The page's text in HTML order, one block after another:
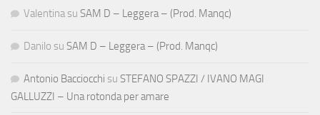
Valentina su SAM D – Leggera – (Prod. Manqc)
Danilo su SAM D – Leggera – (Prod. Manqc)
Antonio Bacciocchi su STEFANO SPAZZI / IVANO MAGI
GALLUZZI – Una rotonda per amare